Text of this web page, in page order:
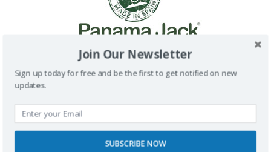
Join Our Newsletter
Sign up today for free and be the first to get notified on new
updates.
SUBSCRIBE NOW